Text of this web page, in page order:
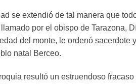
se extendió de tal manera que
por el obispo de Tarazona,
del monte, le ordenó sacerdote
natal Berceo.
resultó un estruendoso